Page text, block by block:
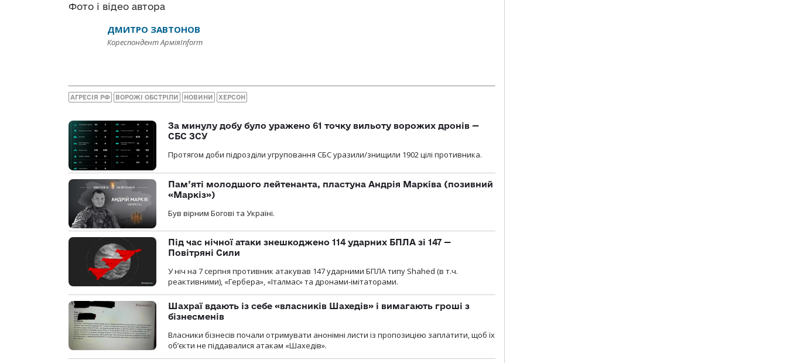
Фото і відео автора
ДМИТРО ЗАВТОНОВ
Кореспондент АрміяInform
АГРЕСІЯ РФ ВОРОЖІ ОБСТРІЛИ НОВИНИ ХЕРСОН
За минулу добу було уражено 61 точку вильоту ворожих дронів —
СБС ЗСУ
Протягом доби підрозділи угруповання СБС уразили/знищили 1902 цілі противника.
Пам’яті молодшого лейтенанта, пластуна Андрія Марківа (позивний
«Маркіз»)
Був вірним Богові та Україні.
Під час нічної атаки знешкоджено 114 ударних БПЛА зі 147 —
Повітряні Сили
У ніч на 7 серпня противник атакував 147 ударними БПЛА типу Shahed (в т.ч.
реактивними), «Гербера», «Італмас» та дронами-імітаторами.
Шахраї вдають із себе «власників Шахедів» і вимагають гроші з
бізнесменів
Власники бізнесів почали отримувати анонімні листи із пропозицією заплатити, щоб їх
об’єкти не піддавалися атакам «Шахедів».